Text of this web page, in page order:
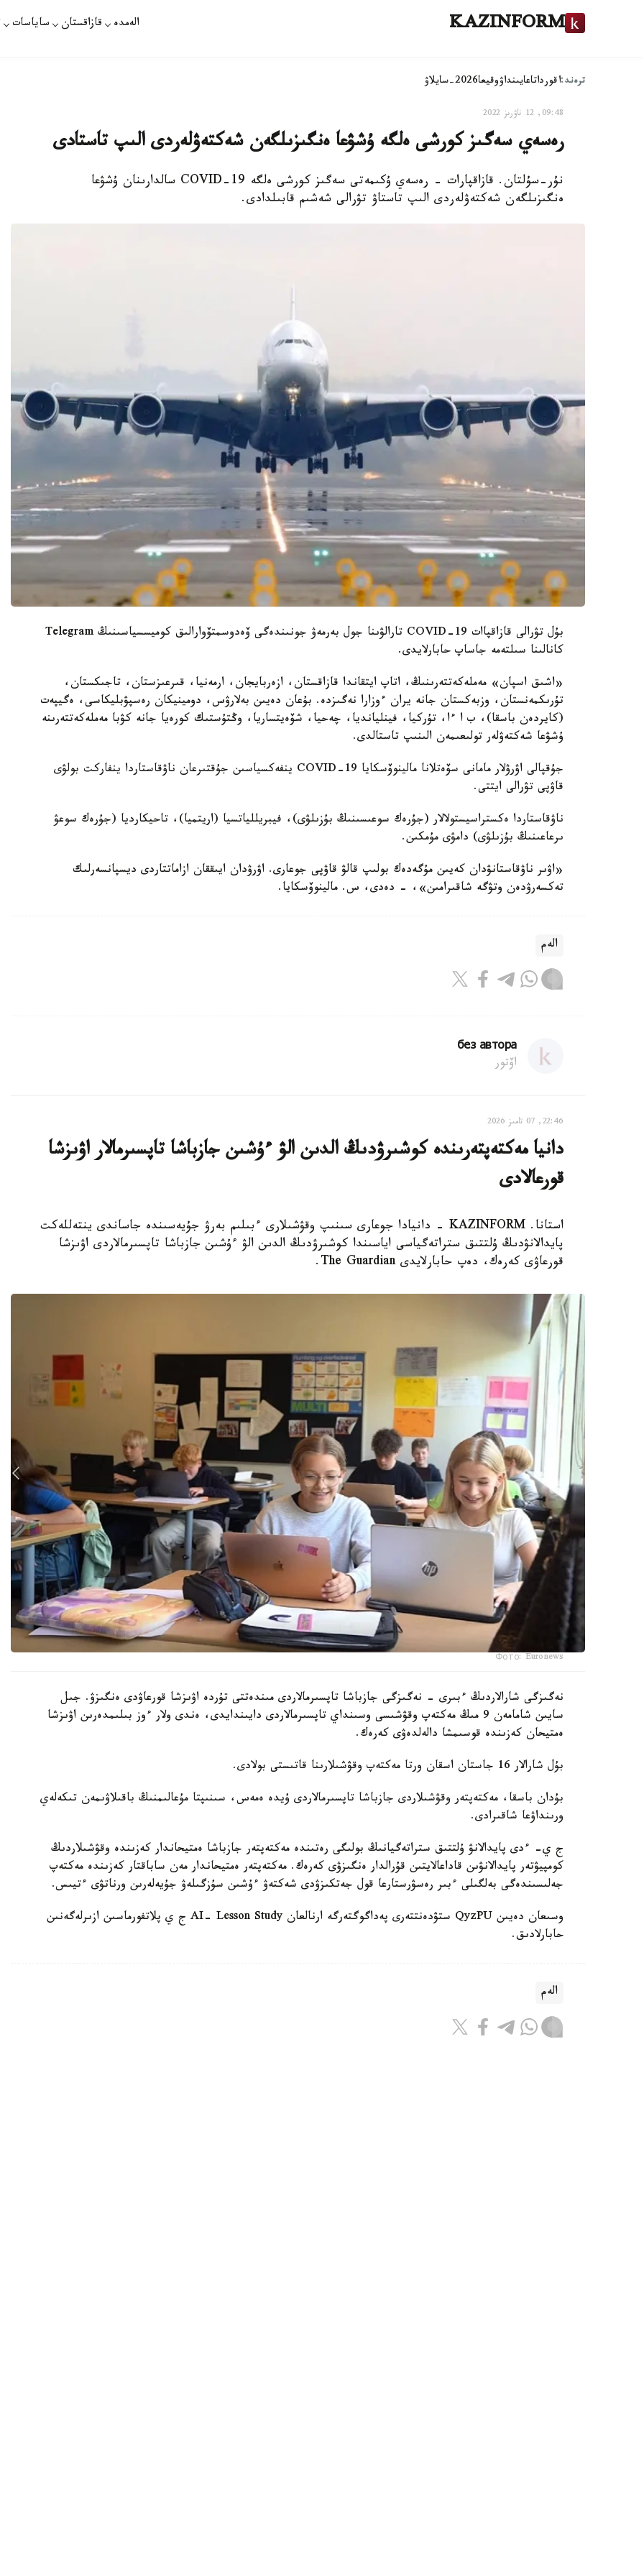
KAZINFORM الەمدە قازاقستان ساياسات
ترەند:اقورداتاعايىنداۋوقيعا2026-سايلاۋ
09:48, 12 ناۋرىز 2022
رەسەي سەگىز كورشى ەلگە ۇشۋعا ەنگىزىلگەن شەكتەۋلەردى الىپ تاستادى
نۇر-سۇلتان. قازاقپارات - رەسەي ۇكىمەتى سەگىز كورشى ەلگە COVID-19 سالدارىنان ۇشۋعا
ەنگىزىلگەن شەكتەۋلەردى الىپ تاستاۋ تۋرالى شەشىم قابىلدادى.
بۇل تۋرالى قازاقپاات COVID-19 تارالۋىنا جول بەرمەۋ جونىندەگى ۆەدوسمتۆوارالىق كوميسسياسىنىڭ Telegram
كانالىنا سىلتەمە جاساپ حابارلايدى.
«اشىق اسپان» مەملەكەتتەرىنىڭ، اتاپ ايتقاندا قازاقستان، ازەربايجان، ارمەنيا، قىرعىزستان، تاجىكستان،
تۇرىكمەنستان، وزبەكستان جانە يران ءوزارا نەگىزدە. بۇعان دەيىن بەلارۋس، دومينيكان رەسپۋبليكاسى، ەگيپەت
(كايردەن باسقا)، ب ا ءا، تۇركيا، فينليانديا، چەحيا، شۆەيتساريا، وڭتۇستىك كورەيا جانە كۋبا مەملەكەتتەرىنە
ۇشۋعا شەكتەۋلەر تولىعىمەن الىنىپ تاستالدى.
جۇقپالى اۋرۋلار مامانى سۆەتلانا مالينوۆسكايا COVID-19 ينفەكسياسىن جۇقتىرعان ناۋقاستاردا ينفاركت بولۋى
قاۋپى تۋرالى ايتتى.
ناۋقاستاردا ەكستراسيستولالار (جۇرەك سوعىسىنىڭ بۇزىلۋى)، فيبريللياتسيا (اريتميا)، تاحيكارديا (جۇرەك سوعۋ
ىرعاعىنىڭ بۇزىلۋى) دامۋى مۇمكىن.
«اۋىر ناۋقاستانۋدان كەيىن مۇگەدەك بولىپ قالۋ قاۋپى جوعارى. اۋرۋدان ايىققان ازاماتتاردى ديسپانسەرلىك
تەكسەرۋدەن وتۋگە شاقىرامىن»، - دەدى، س. مالينوۆسكايا.
الەم
без автора
اۆتور
22:46, 07 تامىز 2026
دانيا مەكتەپتەرىندە كوشىرۋدىڭ الدىن الۋ ءۇشىن جازباشا تاپسىرمالار اۋىزشا
قورعالادى
استانا. KAZINFORM - دانيادا جوعارى سىنىپ وقۋشىلارى ءبىلىم بەرۋ جۇيەسىندە جاساندى ينتەللەكت
پايدالانۋدىڭ ۇلتتىق ستراتەگياسى اياسىندا كوشىرۋدىڭ الدىن الۋ ءۇشىن جازباشا تاپسىرمالاردى اۋىزشا
قورعاۋى كەرەك، دەپ حابارلايدى The Guardian.
Фото: Euronews
نەگىزگى شارالاردىڭ ءبىرى - نەگىزگى جازباشا تاپسىرمالاردى مىندەتتى تۇردە اۋىزشا قورعاۋدى ەنگىزۋ. جىل
سايىن شامامەن 9 مىڭ مەكتەپ وقۋشىسى وسىنداي تاپسىرمالاردى دايىندايدى، ەندى ولار ءوز بىلىمدەرىن اۋىزشا
ەمتيحان كەزىندە قوسىمشا دالەلدەۋى كەرەك.
بۇل شارالار 16 جاستان اسقان ورتا مەكتەپ وقۋشىلارىنا قاتىستى بولادى.
بۇدان باسقا، مەكتەپتەر وقۋشىلاردى جازباشا تاپسىرمالاردى ۇيدە ەمەس، سىنىپتا مۇعالىمنىڭ باقىلاۋىمەن تىكەلەي
ورىنداۋعا شاقىرادى.
ج ي- ءدى پايدالانۋ ۇلتتىق ستراتەگيانىڭ بولىگى رەتىندە مەكتەپتەر جازباشا ەمتيحاندار كەزىندە وقۋشىلاردىڭ
كومپيۋتەر پايدالانۋىن قاداعالايتىن قۇرالدار ەنگىزۋى كەرەك. مەكتەپتەر ەمتيحاندار مەن ساباقتار كەزىندە مەكتەپ
جەلىسىندەگى بەلگىلى ءبىر رەسۋرستارعا قول جەتكىزۋدى شەكتەۋ ءۇشىن سۇزگىلەۋ جۇيەلەرىن ورناتۋى ءتيىس.
وسىعان دەيىن QyzPU ستۋدەنتتەرى پەداگوگتەرگە ارنالعان AI- Lesson Study ج ي پلاتفورماسىن ازىرلەگەنىن
حابارلادىق.
الەم